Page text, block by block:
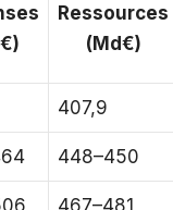
Ressources
(Md€)
407,9
448–450
467–481